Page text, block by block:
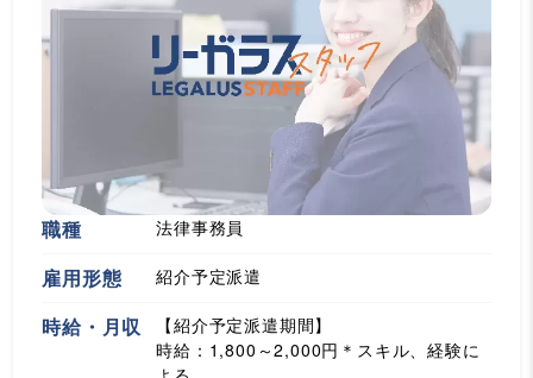
職種 法律事務員
雇用形態 紹介予定派遣
時給・月収
【紹介予定派遣期間】
時給：1,800～2,000円＊スキル、経験に